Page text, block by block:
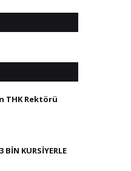
THK Rektörü
BİN KURSİYERLE